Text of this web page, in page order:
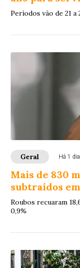
Períodos vão de 21 a
Geral Há 1 dia
Mais de 830
subtraídos
Roubos recuaram
0,9%